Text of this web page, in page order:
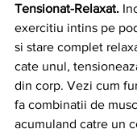
Tensionat-Relaxat.
exercitiu intins pe
si stare complet
cate unul,
din corp. Vezi cum
fa combinatii de
acumuland catre un